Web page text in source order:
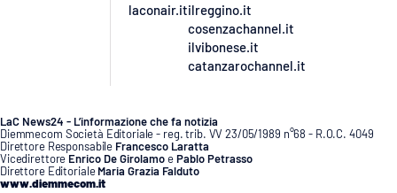
Ilvibonese.it
Catanzarochannel.it
laconair.itilreggino.it
cosenzachannel.it
ilvibonese.it
catanzarochannel.it
LaC News24 - L’informazione che fa notizia
Diemmecom Società Editoriale - reg. trib. VV 23/05/1989 n°68 - R.O.C. 4049
Direttore Responsabile Francesco Laratta
Vicedirettore Enrico De GirolamoePablo Petrasso
Direttore Editoriale Maria Grazia Falduto
www.diemmecom.it